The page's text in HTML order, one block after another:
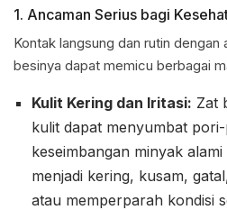
1. Ancaman Serius bagi
Kontak langsung dan rutin dengan
besinya dapat memicu berbagai
Kulit Kering dan Iritasi: Zat
kulit dapat menyumbat
keseimbangan minyak
menjadi kering, kusam,
atau memperparah kondisi